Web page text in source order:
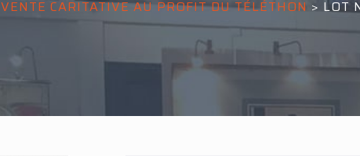
VENTE CARITATIVE AU PROFIT DU TÉLÉTHON > LOT